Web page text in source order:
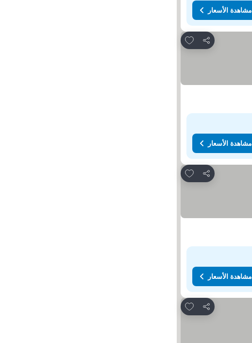
مشاهدة الأسعار
مشاركة
Add to favorites
مشاهدة الأسعار
مشاركة
Add to favorites
مشاهدة الأسعار
مشاركة
Add to favorites